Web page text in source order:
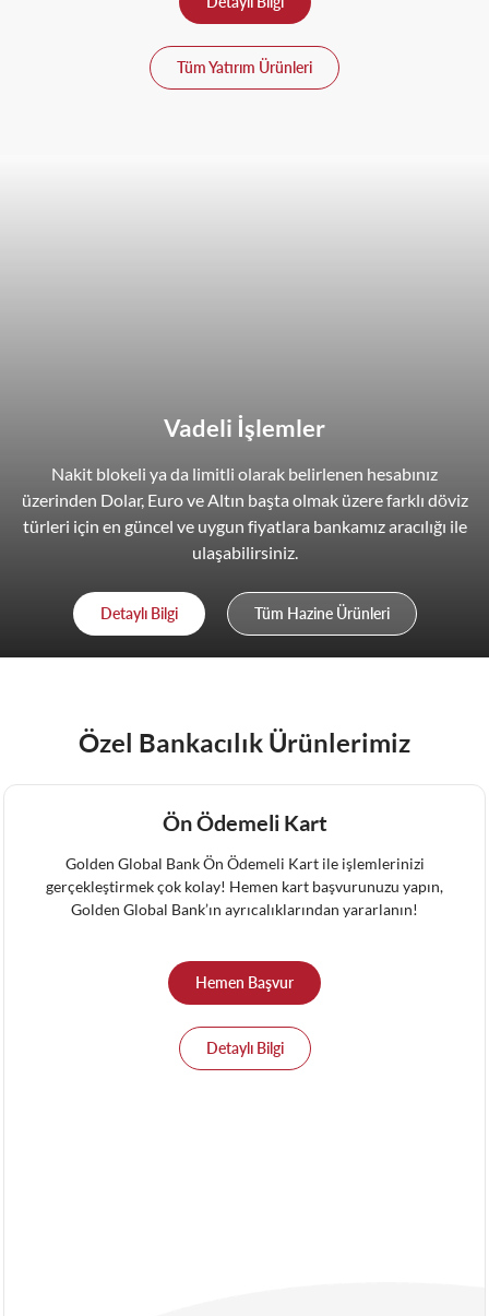
Tüm Yatırım Ürünleri
Vadeli İşlemler
Nakit blokeli ya da limitli olarak belirlenen hesabınız
üzerinden Dolar, Euro ve Altın başta olmak üzere farklı döviz
türleri için en güncel ve uygun fiyatlara bankamız aracılığı ile
ulaşabilirsiniz.
Detaylı Bilgi Tüm Hazine Ürünleri
Özel Bankacılık Ürünlerimiz
Ön Ödemeli Kart
Golden Global Bank Ön Ödemeli Kart ile işlemlerinizi
gerçekleştirmek çok kolay! Hemen kart başvurunuzu yapın,
Golden Global Bank’ın ayrıcalıklarından yararlanın!
Hemen Başvur
Detaylı Bilgi